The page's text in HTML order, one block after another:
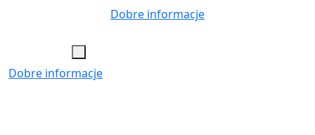
Dobre informacje
Dobre informacje